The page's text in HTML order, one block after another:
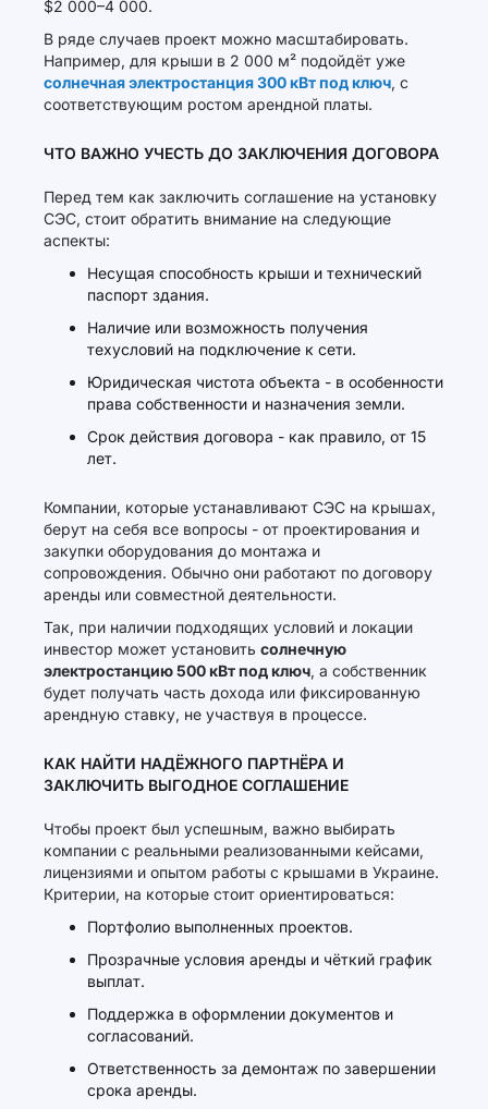
$2 000–4 000.
В ряде случаев проект можно масштабировать.
Например, для крыши в 2 000 м² подойдёт уже
солнечная электростанция 300 кВт под ключ, с
соответствующим ростом арендной платы.
ЧТО ВАЖНО УЧЕСТЬ ДО ЗАКЛЮЧЕНИЯ ДОГОВОРА
Перед тем как заключить соглашение на установку
СЭС, стоит обратить внимание на следующие
аспекты:
Несущая способность крыши и технический
паспорт здания.
Наличие или возможность получения
техусловий на подключение к сети.
Юридическая чистота объекта - в особенности
права собственности и назначения земли.
Срок действия договора - как правило, от 15
лет.
Компании, которые устанавливают СЭС на крышах,
берут на себя все вопросы - от проектирования и
закупки оборудования до монтажа и
сопровождения. Обычно они работают по договору
аренды или совместной деятельности.
Так, при наличии подходящих условий и локации
инвестор может установить солнечную
электростанцию 500 кВт под ключ, а собственник
будет получать часть дохода или фиксированную
арендную ставку, не участвуя в процессе.
КАК НАЙТИ НАДЁЖНОГО ПАРТНЁРА И
ЗАКЛЮЧИТЬ ВЫГОДНОЕ СОГЛАШЕНИЕ
Чтобы проект был успешным, важно выбирать
компании с реальными реализованными кейсами,
лицензиями и опытом работы с крышами в Украине.
Критерии, на которые стоит ориентироваться:
Портфолио выполненных проектов.
Прозрачные условия аренды и чёткий график
выплат.
Поддержка в оформлении документов и
согласований.
Ответственность за демонтаж по завершении
срока аренды.